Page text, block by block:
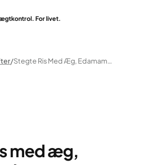
For livet.
Stegte Ris Med Æg, Edamamebønner Og Grøntsager
med æg,